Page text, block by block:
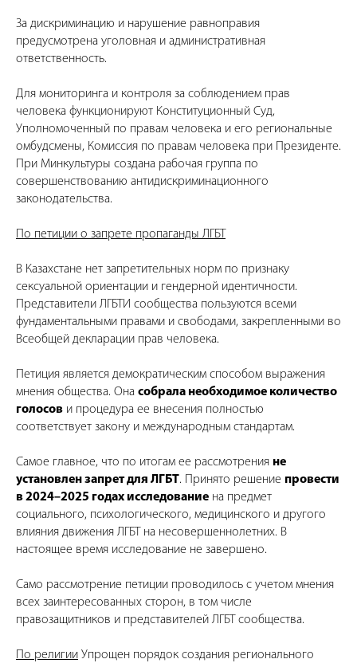
За дискриминацию и нарушение равноправия
предусмотрена уголовная и административная
ответственность.
Для мониторинга и контроля за соблюдением прав
человека функционируют Конституционный Суд,
Уполномоченный по правам человека и его региональные
омбудсмены, Комиссия по правам человека при Президенте.
При Минкультуры создана рабочая группа по
совершенствованию антидискриминационного
законодательства.
По петиции о запрете пропаганды ЛГБТ
В Казахстане нет запретительных норм по признаку
сексуальной ориентации и гендерной идентичности.
Представители ЛГБТИ сообщества пользуются всеми
фундаментальными правами и свободами, закрепленными во
Всеобщей декларации прав человека.
Петиция является демократическим способом выражения
мнения общества. Она собрала необходимое количество
голосов и процедура ее внесения полностью
соответствует закону и международным стандартам.
Самое главное, что по итогам ее рассмотрения не
установлен запрет для ЛГБТ. Принято решение провести
в 2024–2025 годах исследование на предмет
социального, психологического, медицинского и другого
влияния движения ЛГБТ на несовершеннолетних. В
настоящее время исследование не завершено.
Само рассмотрение петиции проводилось с учетом мнения
всех заинтересованных сторон, в том числе
правозащитников и представителей ЛГБТ сообщества.
По религии Упрощен порядок создания регионального